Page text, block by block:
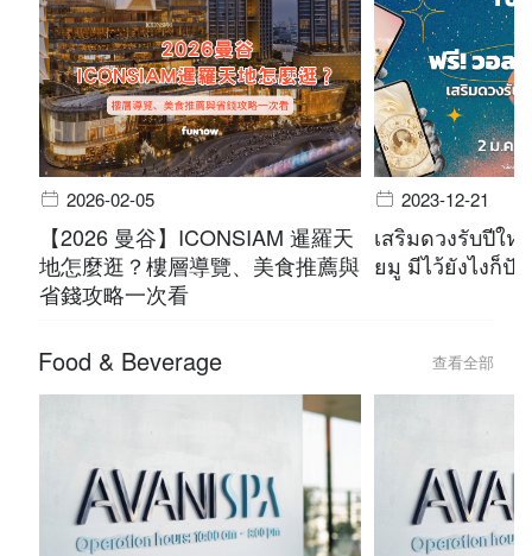
2026-02-05
【2026 曼谷】ICONSIAM 暹羅天
地怎麼逛？樓層導覽、美食推薦與
省錢攻略一次看
2023-12-21
เสริมดวงรับปีให
ยมู มีไว้ยังไงก็ปัง!
Food & Beverage 查看全部